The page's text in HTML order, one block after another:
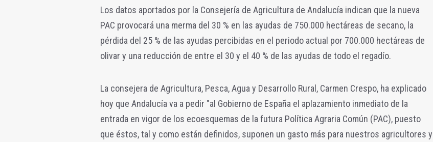
Los datos aportados por la Consejería de Agricultura de Andalucía indican que la nueva
PAC provocará una merma del 30 % en las ayudas de 750.000 hectáreas de secano, la
pérdida del 25 % de las ayudas percibidas en el periodo actual por 700.000 hectáreas de
olivar y una reducción de entre el 30 y el 40 % de las ayudas de todo el regadío.
La consejera de Agricultura, Pesca, Agua y Desarrollo Rural, Carmen Crespo, ha explicado
hoy que Andalucía va a pedir "al Gobierno de España el aplazamiento inmediato de la
entrada en vigor de los ecoesquemas de la futura Política Agraria Común (PAC), puesto
que éstos, tal y como están definidos, suponen un gasto más para nuestros agricultores y